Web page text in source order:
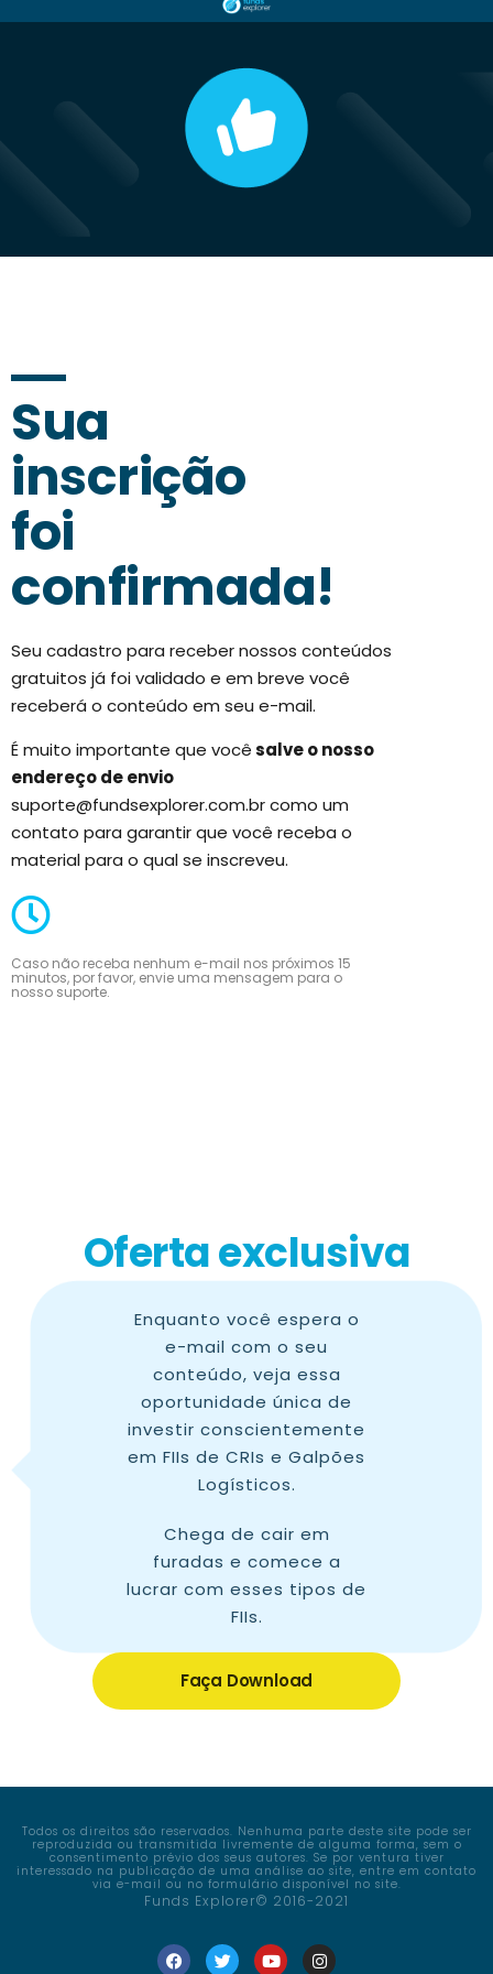
Sua
inscrição
foi
confirmada!
Seu cadastro para receber nossos conteúdos
gratuitos já foi validado e em breve você
receberá o conteúdo em seu e-mail.
É muito importante que vocêsalve o nosso
endereço de envio
suporte@fundsexplorer.com.brcomo um
contato para garantir que você receba o
material para o qual se inscreveu.
Caso não receba nenhum e-mail nos próximos 15
minutos, por favor, envie uma mensagem para o
nosso suporte.
Oferta exclusiva
Enquanto você espera o
e-mail com o seu
conteúdo, veja essa
oportunidade única de
investir conscientemente
em FIIs de CRIs e Galpões
Logísticos.
Chega de cair em
furadas e comece a
lucrar com esses tipos de
FIIs.
Faça Download
Todos os direitos são reservados. Nenhuma parte deste site pode ser
reproduzida ou transmitida livremente de alguma forma, sem o
consentimento prévio dos seus autores. Se por ventura tiver
interessado na publicação de uma análise ao site, entre em contato
via e-mail ou no formulário disponível no site.
Funds Explorer© 2016-2021